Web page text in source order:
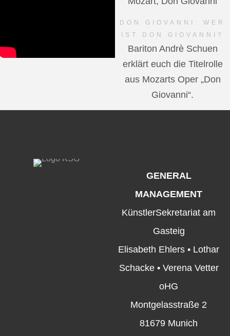
DON GIOVANNI: WER
IST DON GIOVANNI?
Bariton Andrè Schuen
erklärt euch die Titelrolle
aus Mozarts Oper „Don
Giovanni“.
GENERAL
MANAGEMENT
KünstlerSekretariat am
Gasteig
Elisabeth Ehlers • Lothar
Schacke • Verena Vetter
oHG
Montgelasstraße 2
81679 Munich